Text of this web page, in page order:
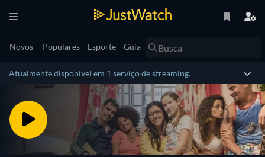
Novos Populares Esporte Guia
Atualmente disponível em 1 serviço de streaming.